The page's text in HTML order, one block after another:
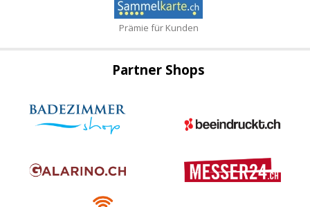
Prämie für Kunden
Partner Shops